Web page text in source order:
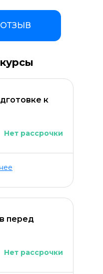
к
Нет рассрочки
перед
Нет рассрочки